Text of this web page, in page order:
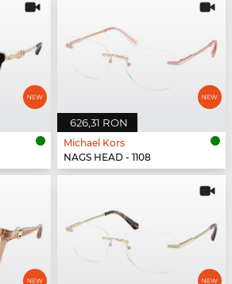
626,31 RON
Michael Kors
NAGS HEAD - 1108